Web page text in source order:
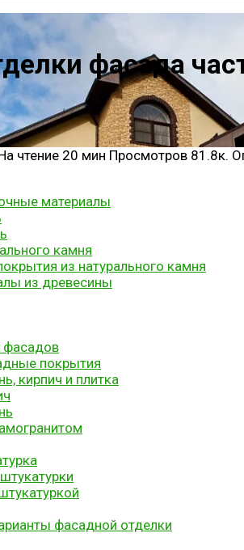
фасада
чтение 20 мин Просмотров 81.8к.
материалы
камня
из натурального камня
из древесины
фасадов
покрытия
кирпич и плитка
фасадной отделки